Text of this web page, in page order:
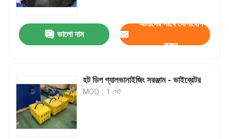
ভালো দাম
আমাদের সাথে যোগাযোগ
করুন
হট ডিপ গ্যালভানাইজিং সরঞ্জাম - ভাইব্রেটর
MOQ：1 সেট